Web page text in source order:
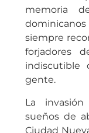
memoria
siempre
forjadores
indiscutible
gente.
La
sueños de
Ciudad